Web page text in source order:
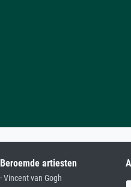
Beroemde artiesten
· Vincent van Gogh